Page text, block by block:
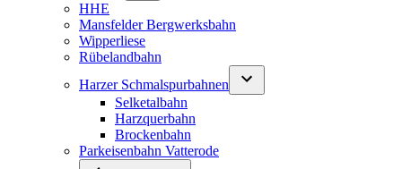
HHE
Mansfelder Bergwerksbahn
Wipperliese
Rübelandbahn
Harzer Schmalspurbahnen
Selketalbahn
Harzquerbahn
Brockenbahn
Parkeisenbahn Vatterode